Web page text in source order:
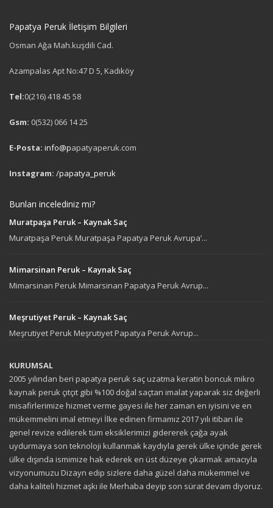
Papatya Peruk İletişim Bilgileri
Osman Ağa Mah.kuşdili Cad.
Azampalas Apt No:47 D 5, Kadıköy
Tel:0(216) 418 45 58
Gsm: 0(532) 066 14 25
E-Posta: info@papatyaperuk.com
Instagram: /papatya_peruk
Bunları incelediniz mi?
Muratpaşa Peruk – Kaynak Saç
Muratpaşa Peruk Muratpaşa Papatya Peruk Avrupa’...
Mimarsinan Peruk – Kaynak Saç
Mimarsinan Peruk Mimarsinan Papatya Peruk Avrup...
Meşrutiyet Peruk – Kaynak Saç
Meşrutiyet Peruk Meşrutiyet Papatya Peruk Avrup...
KURUMSAL
2005 yılından beri papatya peruk saç uzatma keratin boncuk mikro
kaynak peruk çıtçıt gibi %100 doğal saçtan imalat yaparak siz değerli
misafirlerimize hizmet verme gayesi ile her zaman en iyisini ve en
mükemmelini imal etmeyi İlke edinen firmamız 2017 yılı itibarı ile
genel revize edilerek tüm eksiklerimizi gidererek çağa ayak
uydurmaya son teknoloji kullanmak kaydıyla gerek ülke içinde gerek
ülke dışında ismimize hak ederek en üst düzeye çıkarmak amacıyla
vizyonumuzu Dizayn edip sizlere daha güzel daha mükemmel ve
daha kaliteli hizmet aşkı ile Merhaba deyip son sürat devam diyoruz.